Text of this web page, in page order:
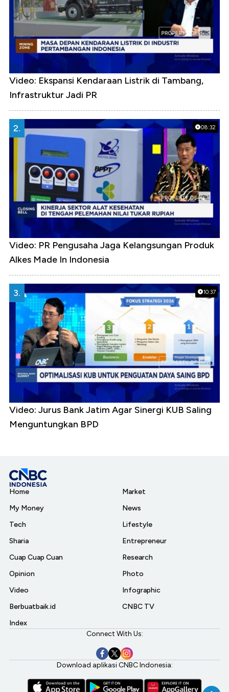
Video: Ekspansi Kendaraan Listrik di Tambang,
Infrastruktur Jadi PR
08:32
2.
Video: PR Pengusaha Jaga Kelangsungan Produk
Alkes Made In Indonesia
10:37
3.
Video: Jurus Bank Jatim Agar Sinergi KUB Saling
Menguntungkan BPD
Home
My Money
Tech
Sharia
Cuap Cuap Cuan
Opinion
Video
Berbuatbaik.id
Index
Market
News
Lifestyle
Entrepreneur
Research
Photo
Infographic
CNBC TV
Connect With Us:
Download aplikasi CNBC Indonesia: